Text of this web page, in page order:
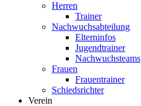
Herren
Trainer
Nachwuchsabteilung
Elterninfos
Jugendtrainer
Nachwuchsteams
Frauen
Frauentrainer
Schiedsrichter
Verein